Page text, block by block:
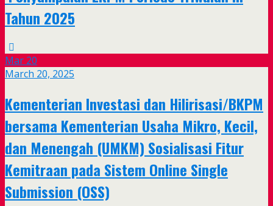
Tahun 2025
Mar 20
March 20, 2025
Kementerian Investasi dan Hilirisasi/BKPM
bersama Kementerian Usaha Mikro, Kecil,
dan Menengah (UMKM) Sosialisasi Fitur
Kemitraan pada Sistem Online Single
Submission (OSS)